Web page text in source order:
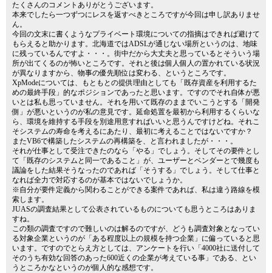
たくさんのコメントありがとうございます。
本来でしたら一つずつにレスを返すべきところですが今回は申し訳ありませ
ん。
今回の文末に書くようなプライベート環境についての指摘はできれば避けて
もらえると助かります。北海道ではADSLが通じない場所というのは、地味
に残っているんですよ・・・。街中だから大丈夫と思っているとそういう場
所が出てくるのが怖いところです。それと後は個人個人の置かれている状況
が異なりますから、物事の優先順位は変わる、というところです。
XpModeについては、もともとの提供理由としても「既存資産を利用するた
めの最終手段」的なポジションであったと思います。ですのでそれ自体が悪
いとは私も思っていません。それを用いて既存のままでいこうとする「開発
側」が悪いというのが私の意見です。延命処置を最初から利用するくらいな
ら、環境を維持する手段を別途用意すればいいと思うんですけどね。それこ
そシステムの寿命を考えるにあたり、最初に考えることではないですか？
またVB6で構築したシステムの再構築を、と言われましたが・・・。
それが仕事として受注できたのなら「やる」でしょう。そしてその要件とし
て「既存のシステムと同一であること」が、ユーザーとベンダーとで幾度も
議論をした結果そうなったのであれば「そうする」でしょう。そして仕事と
なれば全力で対応するのが基本ではないでしょうか。
※自分が要件定義から関わることができる案件であれば、私は違う路線を模
索します。
JUASの調査結果として公表されているものについても思うところはありま
すね。
この類の調査ですので難しいのは解るのですが、どうも調査対象となってい
る対象企業というのが「ある程度以上の規模を持つ企業」に偏っていると思
います。ですのでとらえ方としては、アンケートを行い「4000社に送付して
そのうち有効な回答のあった600近くの企業が考えている事」である、とい
うところかなというのが個人的な感想です。